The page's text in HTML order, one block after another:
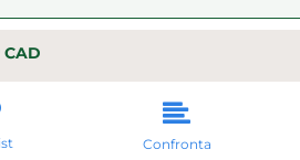
CAD
Confronta